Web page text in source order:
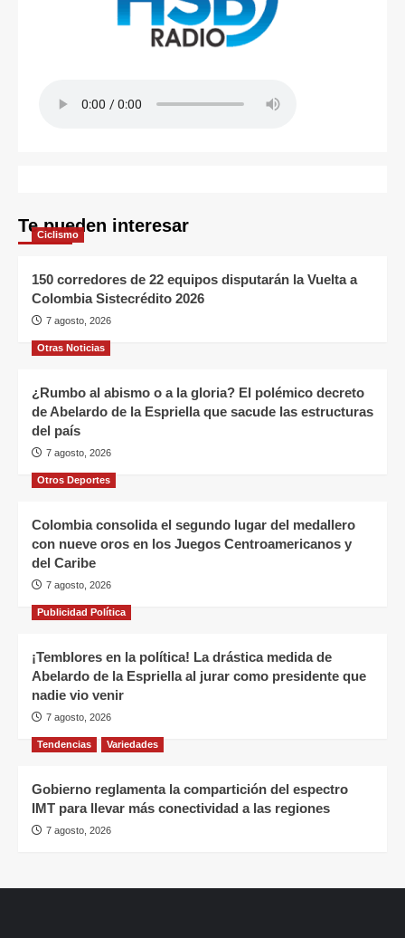
Te pueden interesar
Ciclismo
150 corredores de 22 equipos disputarán la Vuelta a
Colombia Sistecrédito 2026
7 agosto, 2026
Otras Noticias
¿Rumbo al abismo o a la gloria? El polémico decreto
de Abelardo de la Espriella que sacude las estructuras
del país
7 agosto, 2026
Otros Deportes
Colombia consolida el segundo lugar del medallero
con nueve oros en los Juegos Centroamericanos y
del Caribe
7 agosto, 2026
Publicidad Política
¡Temblores en la política! La drástica medida de
Abelardo de la Espriella al jurar como presidente que
nadie vio venir
7 agosto, 2026
Tendencias Variedades
Gobierno reglamenta la compartición del espectro
IMT para llevar más conectividad a las regiones
7 agosto, 2026